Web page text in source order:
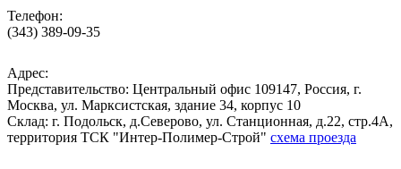
Телефон:
(343) 389-09-35
Адрес:
Представительство: Центральный офис 109147, Россия, г.
Москва, ул. Марксистская, здание 34, корпус 10
Cклад: г. Подольск, д.Северово, ул. Станционная, д.22, стр.4А,
территория ТСК "Интер-Полимер-Строй" схема проезда